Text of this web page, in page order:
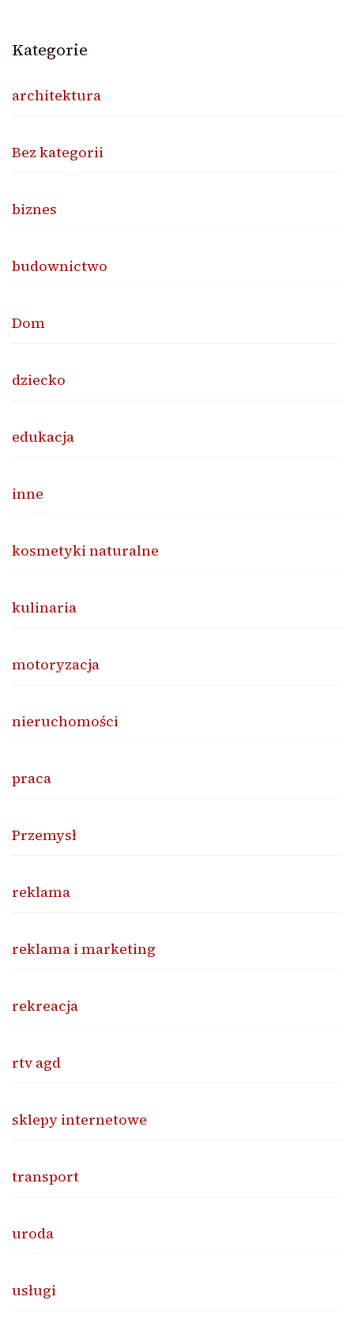
Kategorie
architektura
Bez kategorii
biznes
budownictwo
Dom
dziecko
edukacja
inne
kosmetyki naturalne
kulinaria
motoryzacja
nieruchomości
praca
Przemysł
reklama
reklama i marketing
rekreacja
rtv agd
sklepy internetowe
transport
uroda
usługi